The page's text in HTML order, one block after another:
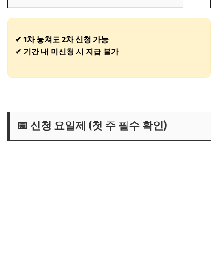
✔ 1차 놓쳐도 2차 신청 가능
✔ 기간 내 미신청 시 지급 불가
📅 신청 요일제 (첫 주 필수 확인)